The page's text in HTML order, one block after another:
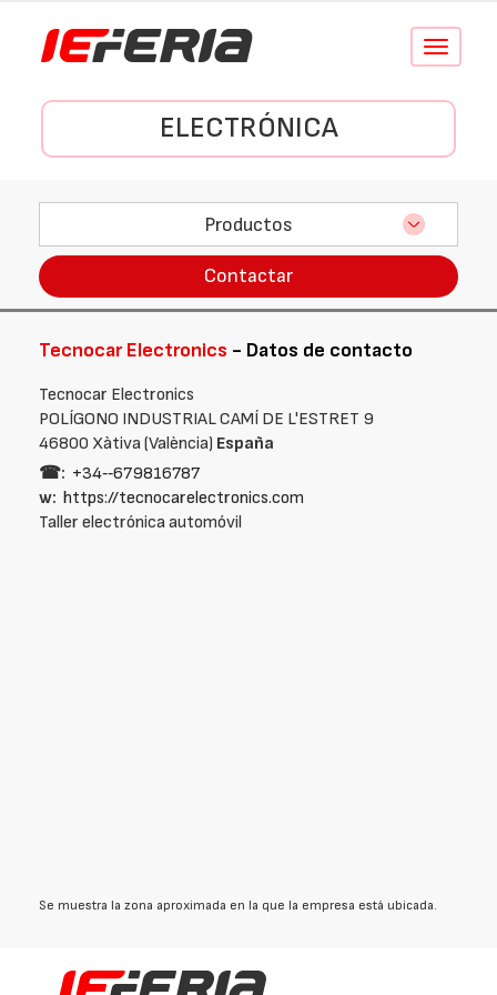
Conmutar
ELECTRÓNICA
Productos
Contactar
Tecnocar Electronics - Datos de contacto
Tecnocar Electronics
POLÍGONO INDUSTRIAL CAMÍ DE L'ESTRET 9
46800 Xàtiva (València) España
☎: +34‑‑679816787
w: https://tecnocarelectronics.com
Taller electrónica automóvil
Se muestra la zona aproximada en la que la empresa está ubicada.